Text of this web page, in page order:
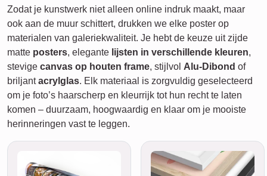
Zodat je kunstwerk niet alleen online indruk maakt, maar
ook aan de muur schittert, drukken we elke poster op
materialen van galeriekwaliteit. Je hebt de keuze uit zijde
matte posters, elegante lijsten in verschillende kleuren,
stevige canvas op houten frame, stijlvol Alu-Dibond of
briljantacrylglas. Elk materiaal is zorgvuldig geselecteerd
om je foto’s haarscherp en kleurrijk tot hun recht te laten
komen – duurzaam, hoogwaardig en klaar om je mooiste
herinneringen vast te leggen.